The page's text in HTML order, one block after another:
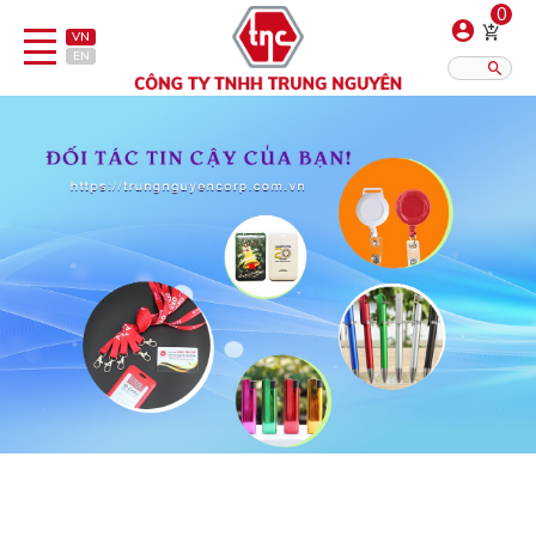
VN
EN
0
Bút
Bật lửa
Đồ sứ quà tặng
Bình/ca giữ nhiệt
Dây đeo & Phụ kiện